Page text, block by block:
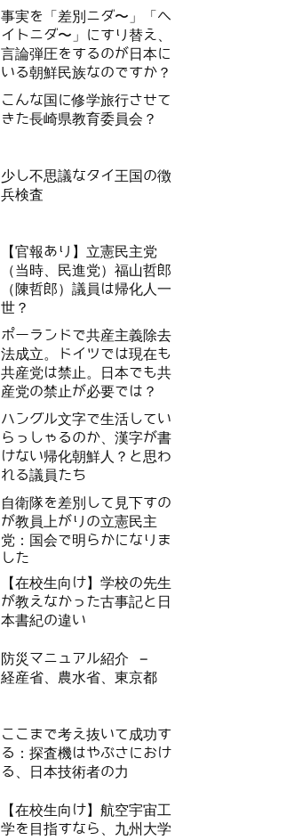
事実を「差別ニダ〜」「ヘ
イトニダ〜」にすり替え、
言論弾圧をするのが日本に
いる朝鮮民族なのですか？
こんな国に修学旅行させて
きた長崎県教育委員会？
少し不思議なタイ王国の徴
兵検査
【官報あり】立憲民主党
（当時、民進党）福山哲郎
（陳哲郎）議員は帰化人一
世？
ポーランドで共産主義除去
法成立。ドイツでは現在も
共産党は禁止。日本でも共
産党の禁止が必要では？
ハングル文字で生活してい
らっしゃるのか、漢字が書
けない帰化朝鮮人？と思わ
れる議員たち
自衛隊を差別して見下すの
が教員上がりの立憲民主
党：国会で明らかになりま
した
【在校生向け】学校の先生
が教えなかった古事記と日
本書紀の違い
防災マニュアル紹介 –
経産省、農水省、東京都
ここまで考え抜いて成功す
る：探査機はやぶさにおけ
る、日本技術者の力
【在校生向け】航空宇宙工
学を目指すなら、九州大学